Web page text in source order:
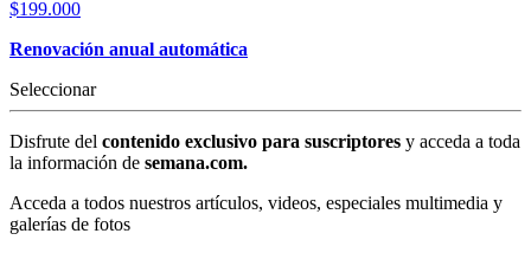
$199.000
Renovación anual automática
Seleccionar
Disfrute del contenido exclusivo para suscriptores y acceda a toda
la información de semana.com.
Acceda a todos nuestros artículos, videos, especiales multimedia y
galerías de fotos